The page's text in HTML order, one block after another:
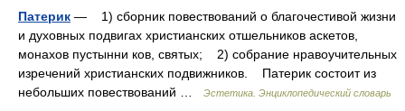
Патерик — 1) сборник повествований о благочестивой жизни
и духовных подвигах христианских отшельников аскетов,
монахов пустынни ков, святых; 2) собрание нравоучительных
изречений христианских подвижников. Патерик состоит из
небольших повествований …
Эстетика. Энциклопедический словарь